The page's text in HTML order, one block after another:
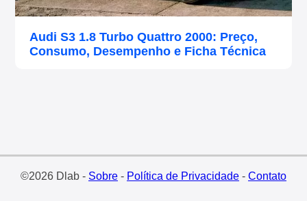
Audi S3 1.8 Turbo Quattro 2000: Preço,
Consumo, Desempenho e Ficha Técnica
©2026 Dlab - Sobre- Política de Privacidade- Contato